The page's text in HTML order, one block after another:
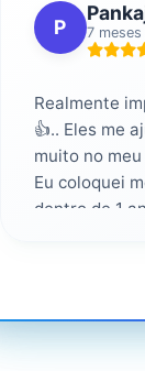
P 7
Realmente
👍.. Eles me
muito no
Eu coloquei
dentro de 1